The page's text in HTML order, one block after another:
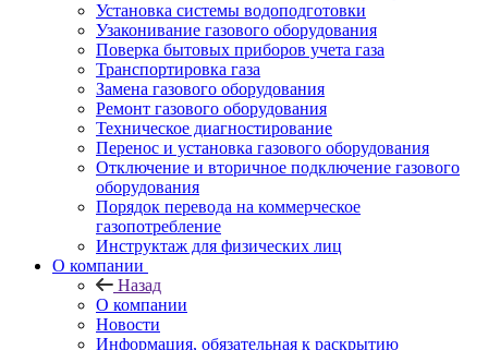
Установка системы водоподготовки
Узаконивание газового оборудования
Поверка бытовых приборов учета газа
Транспортировка газа
Замена газового оборудования
Ремонт газового оборудования
Техническое диагностирование
Перенос и установка газового оборудования
Отключение и вторичное подключение газового
оборудования
Порядок перевода на коммерческое
газопотребление
Инструктаж для физических лиц
О компании
Назад
О компании
Новости
Информация, обязательная к раскрытию